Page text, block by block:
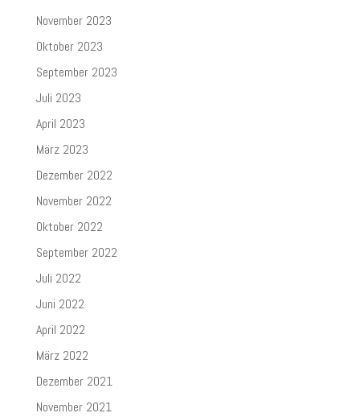
November 2023
Oktober 2023
September 2023
Juli 2023
April 2023
März 2023
Dezember 2022
November 2022
Oktober 2022
September 2022
Juli 2022
Juni 2022
April 2022
März 2022
Dezember 2021
November 2021